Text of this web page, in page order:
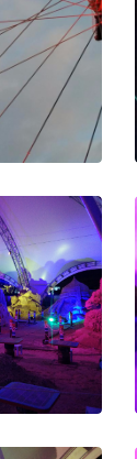
в
на БКО